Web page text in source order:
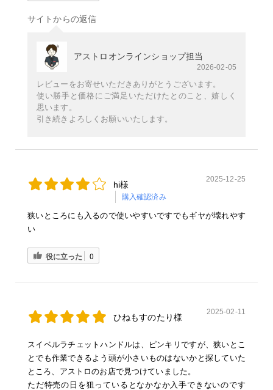
サイトからの返信
アストロオンラインショップ担当
2026-02-05
レビューをお寄せいただきありがとうございます。
使い勝手と価格にご満足いただけたとのこと、嬉しく
思います。
引き続きよろしくお願いいたします。
hi様
購入確認済み
2025-12-25
狭いところにも入るので使いやすいですでもギヤが壊れやす
い
役に立った 0
ひねもすのたり様
2025-02-11
スイベルラチェットハンドルは、ピンキリですが、狭いとこ
とでも作業できるよう頭が小さいものはないかと探していた
ところ、アストロのお店で見つけていました。
ただ特売の日を狙っているとなかなか入手できないのです